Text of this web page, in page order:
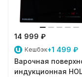
14 999 ₽
Кешбэк+1 499 ₽
Варочная
индукционная